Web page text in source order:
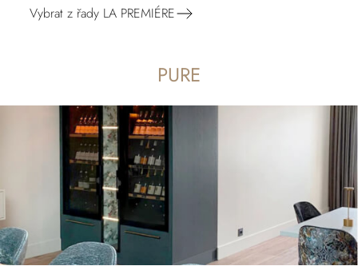
Vybrat z řady LA PREMIÉRE
PURE